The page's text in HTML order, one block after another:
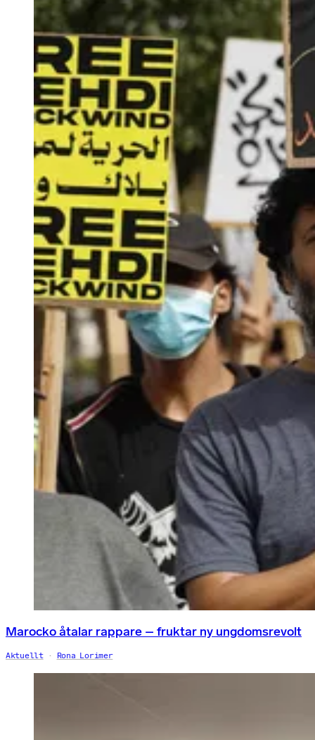
Marocko åtalar rappare – fruktar ny ungdomsrevolt
Aktuellt Rona Lorimer